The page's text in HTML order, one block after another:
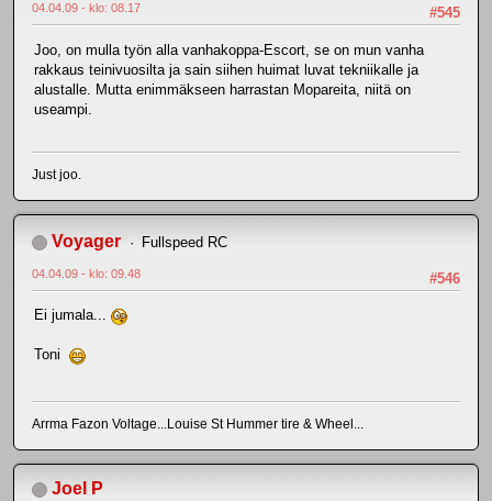
#545
04.04.09 - klo: 08.17
Joo, on mulla työn alla vanhakoppa-Escort, se on mun vanha
rakkaus teinivuosilta ja sain siihen huimat luvat tekniikalle ja
alustalle. Mutta enimmäkseen harrastan Mopareita, niitä on
useampi.
Just joo.
Voyager Fullspeed RC
#546
04.04.09 - klo: 09.48
Ei jumala...
Toni
Arrma Fazon Voltage...Louise St Hummer tire & Wheel...
Joel P